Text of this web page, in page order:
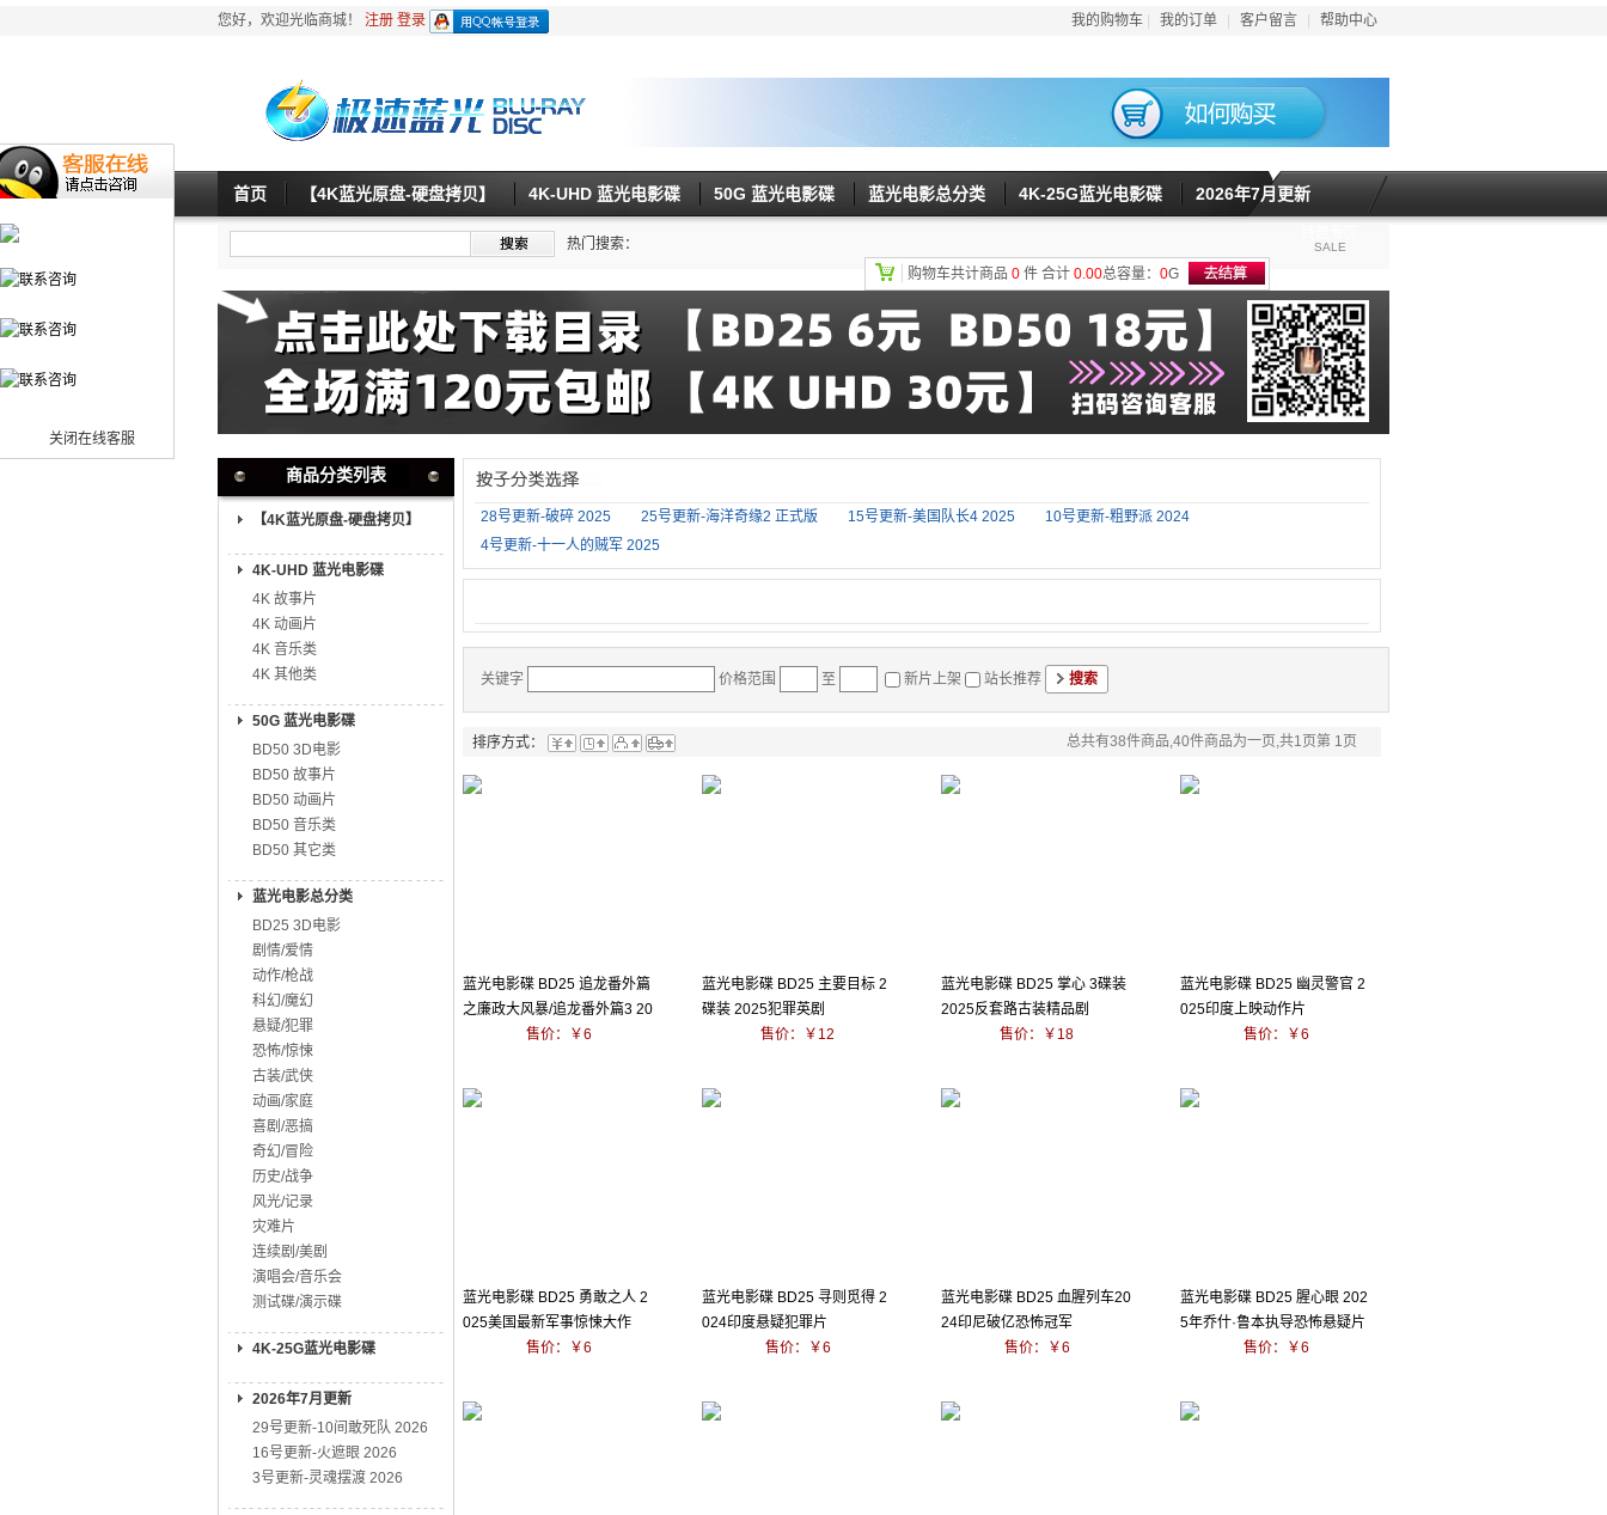
关闭在线客服
您好，欢迎光临商城！ 注册 登录 我的购物车 我的订单 客户留言 帮助中心
首页 【4K蓝光原盘-硬盘拷贝】 4K-UHD 蓝光电影碟 50G 蓝光电影碟 蓝光电影总分类 4K-25G蓝光电影碟 2026年7月更新
SALE
热门搜索：
购物车共计商品 0 件 合计 0.00总容量： 0G
商品分类列表
【4K蓝光原盘-硬盘拷贝】
4K-UHD 蓝光电影碟
4K 故事片
4K 动画片
4K 音乐类
4K 其他类
50G 蓝光电影碟
BD50 3D电影
BD50 故事片
BD50 动画片
BD50 音乐类
BD50 其它类
蓝光电影总分类
BD25 3D电影
剧情/爱情
动作/枪战
科幻/魔幻
悬疑/犯罪
恐怖/惊悚
古装/武侠
动画/家庭
喜剧/恶搞
奇幻/冒险
历史/战争
风光/记录
灾难片
连续剧/美剧
演唱会/音乐会
测试碟/演示碟
4K-25G蓝光电影碟
2026年7月更新
29号更新-10间敢死队 2026
16号更新-火遮眼 2026
3号更新-灵魂摆渡 2026
28号更新-破碎 2025 25号更新-海洋奇缘2 正式版 15号更新-美国队长4 2025
10号更新-粗野派 2024
4号更新-十一人的贼军 2025
关键字 价格范围 至 新片上架 站长推荐
排序方式： 总共有38件商品,40件商品为一页,共1页第 1页
蓝光电影碟 BD25 追龙番外篇
之廉政大风暴/追龙番外篇3 20
售价：￥6
蓝光电影碟 BD25 主要目标 2
碟装 2025犯罪英剧
售价：￥12
蓝光电影碟 BD25 掌心 3碟装
2025反套路古装精品剧
售价：￥18
蓝光电影碟 BD25 幽灵警官 2
025印度上映动作片
售价：￥6
蓝光电影碟 BD25 勇敢之人 2
025美国最新军事惊悚大作
售价：￥6
蓝光电影碟 BD25 寻则觅得 2
024印度悬疑犯罪片
售价：￥6
蓝光电影碟 BD25 血腥列车20
24印尼破亿恐怖冠军
售价：￥6
蓝光电影碟 BD25 腥心眼 202
5年乔什·鲁本执导恐怖悬疑片
售价：￥6